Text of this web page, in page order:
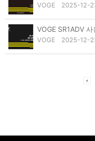
VOGE 2025-12-
VOGE SR1ADV
VOGE 2025-12-